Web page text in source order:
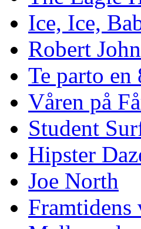
Ice, Ice,
Robert
Te parto en
Våren på
Student
Hipster
Joe North
Framtidens